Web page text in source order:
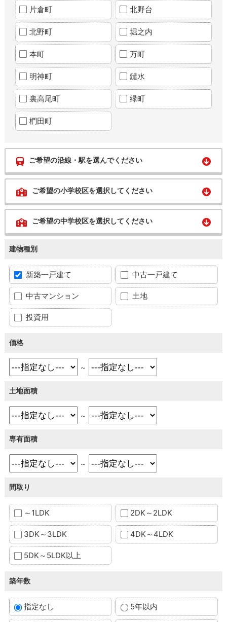
片倉町 北野台
北野町 堀之内
本町 万町
明神町 鑓水
裏高尾町 緑町
椚田町
ご希望の沿線・駅を選んでください
ご希望の小学校区を選択してください
ご希望の中学校区を選択してください
建物種別
新築一戸建て 中古一戸建て
中古マンション 土地
投資用
価格
～
土地面積
～
専有面積
～
間取り
～1LDK 2DK～2LDK
3DK～3LDK 4DK～4LDK
5DK～5LDK以上
築年数
指定なし 5年以内